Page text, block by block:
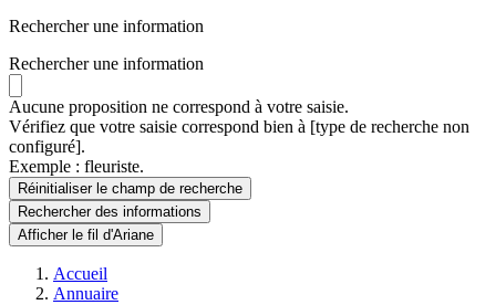
Rechercher une information
Rechercher une information
Aucune proposition ne correspond à votre saisie.
Vérifiez que votre saisie correspond bien à [type de recherche non
configuré].
Exemple : fleuriste.
Réinitialiser le champ de recherche
Rechercherdes informations
Afficher le fil d'Ariane
Accueil
Annuaire